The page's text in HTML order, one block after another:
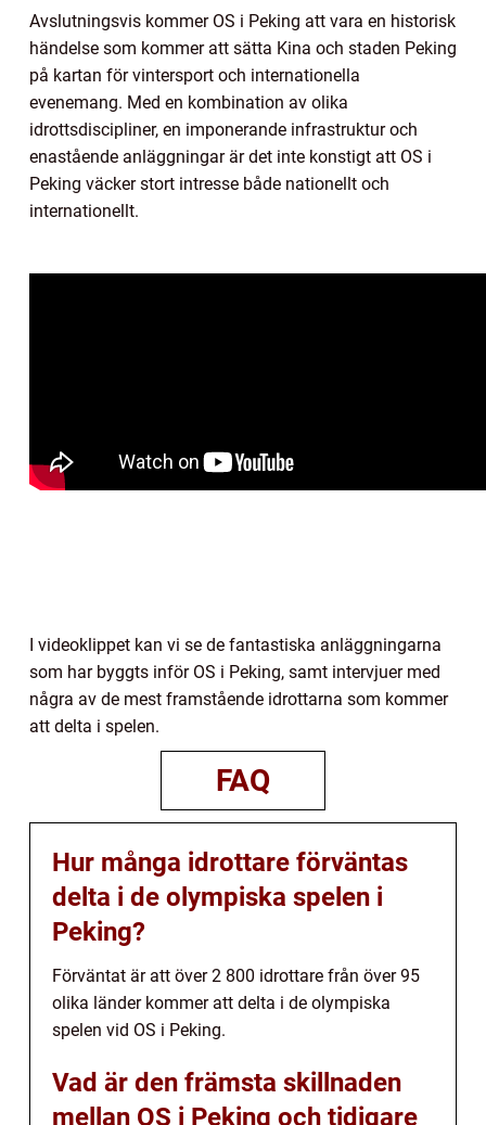
Avslutningsvis kommer OS i Peking att vara en historisk
händelse som kommer att sätta Kina och staden Peking
på kartan för vintersport och internationella
evenemang. Med en kombination av olika
idrottsdiscipliner, en imponerande infrastruktur och
enastående anläggningar är det inte konstigt att OS i
Peking väcker stort intresse både nationellt och
internationellt.
I videoklippet kan vi se de fantastiska anläggningarna
som har byggts inför OS i Peking, samt intervjuer med
några av de mest framstående idrottarna som kommer
att delta i spelen.
FAQ
Hur många idrottare förväntas
delta i de olympiska spelen i
Peking?
Förväntat är att över 2 800 idrottare från över 95
olika länder kommer att delta i de olympiska
spelen vid OS i Peking.
Vad är den främsta skillnaden
mellan OS i Peking och tidigare